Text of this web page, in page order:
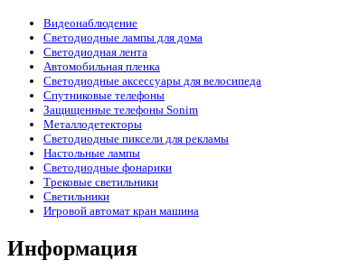
Видеонаблюдение
Светодиодные лампы для дома
Светодиодная лента
Автомобильная пленка
Светодиодные аксессуары для велосипеда
Спутниковые телефоны
Защищенные телефоны Sonim
Металлодетекторы
Светодиодные пиксели для рекламы
Настольные лампы
Светодиодные фонарики
Трековые светильники
Светильники
Игровой автомат кран машина
Информация